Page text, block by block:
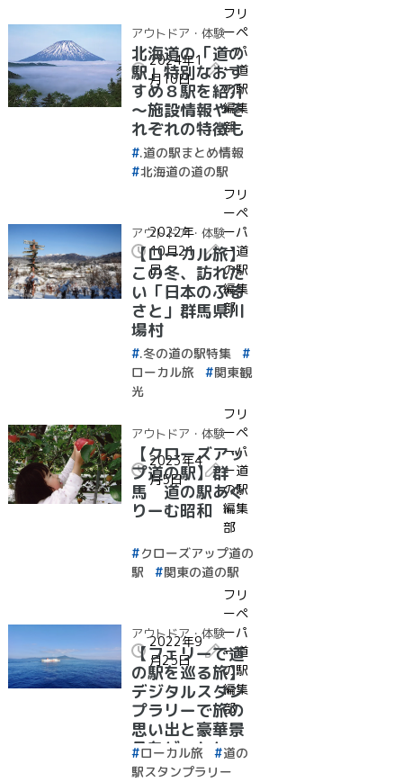
2024年1
月10日
フリ
ーペ
ーパ
ー道
の駅
編集
部
アウトドア・体験
北海道の「道の
駅」特別なおす
すめ８駅を紹介
～施設情報やそ
れぞれの特徴も
～.道の駅まとめ情報
北海道の道の駅
2022年
10月21
日
フリ
ーペ
ーパ
ー道
の駅
編集
部
アウトドア・体験
【ローカル旅】
この冬、訪れた
い「日本のふる
さと」群馬県川
場村
.冬の道の駅特集
ローカル旅
関東観
光
2023年4
月5日
フリ
ーペ
ーパ
ー道
の駅
編集
部
アウトドア・体験
【クローズアッ
プ道の駅】群
馬 道の駅あぐ
りーむ昭和
クローズアップ道の
駅
関東の道の駅
2022年9
月25日
フリ
ーペ
ーパ
ー道
の駅
編集
部
アウトドア・体験
【フェリーで道
の駅を巡る旅】
デジタルスタン
プラリーで旅の
思い出と豪華景
品をゲットしょ
う！
ローカル旅
道の
駅スタンプラリー